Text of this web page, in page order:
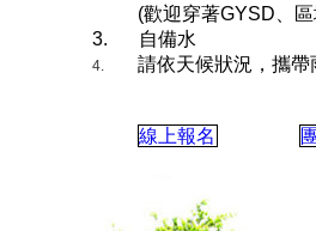
(歡迎穿著GYSD 、
3.
自備水
4. 請依天候狀況，攜帶
線上報名